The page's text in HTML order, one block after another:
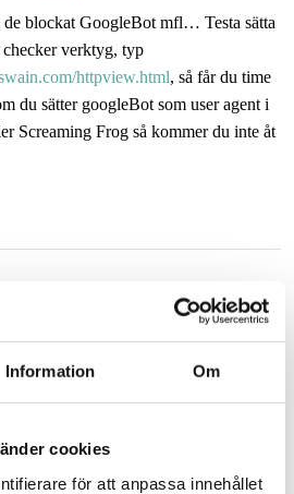
Information Om
cookies
för att anpassa innehållet
de blockat GoogleBot mfl… Testa sätta
checker verktyg, typ
httpview.html, så får du time
du sätter googleBot som user agent i
Screaming Frog så kommer du inte åt